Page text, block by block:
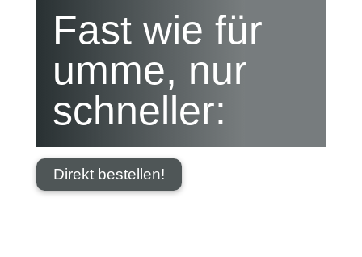
Fast wie für
umme, nur
schneller:
Direkt bestellen!